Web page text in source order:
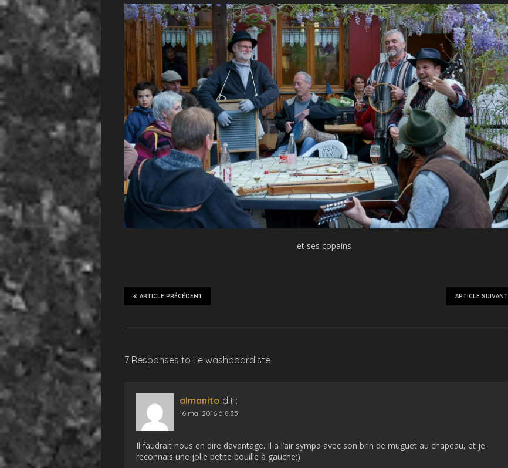
et ses copains
ARTICLE SUIVANT
ARTICLE PRÉCÉDENT
7 Responses to Le washboardiste
almanito dit :
16 mai 2016 à 8:35
Il faudrait nous en dire davantage. Il a l’air sympa avec son brin de muguet au chapeau, et je
reconnais une jolie petite bouille à gauche;)